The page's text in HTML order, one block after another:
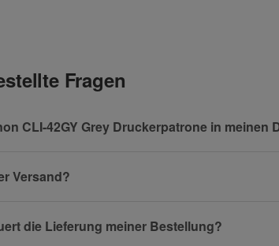
Fragen
CLI-42GY Grey Druckerpatrone in meinen
Versand?
die Lieferung meiner Bestellung?